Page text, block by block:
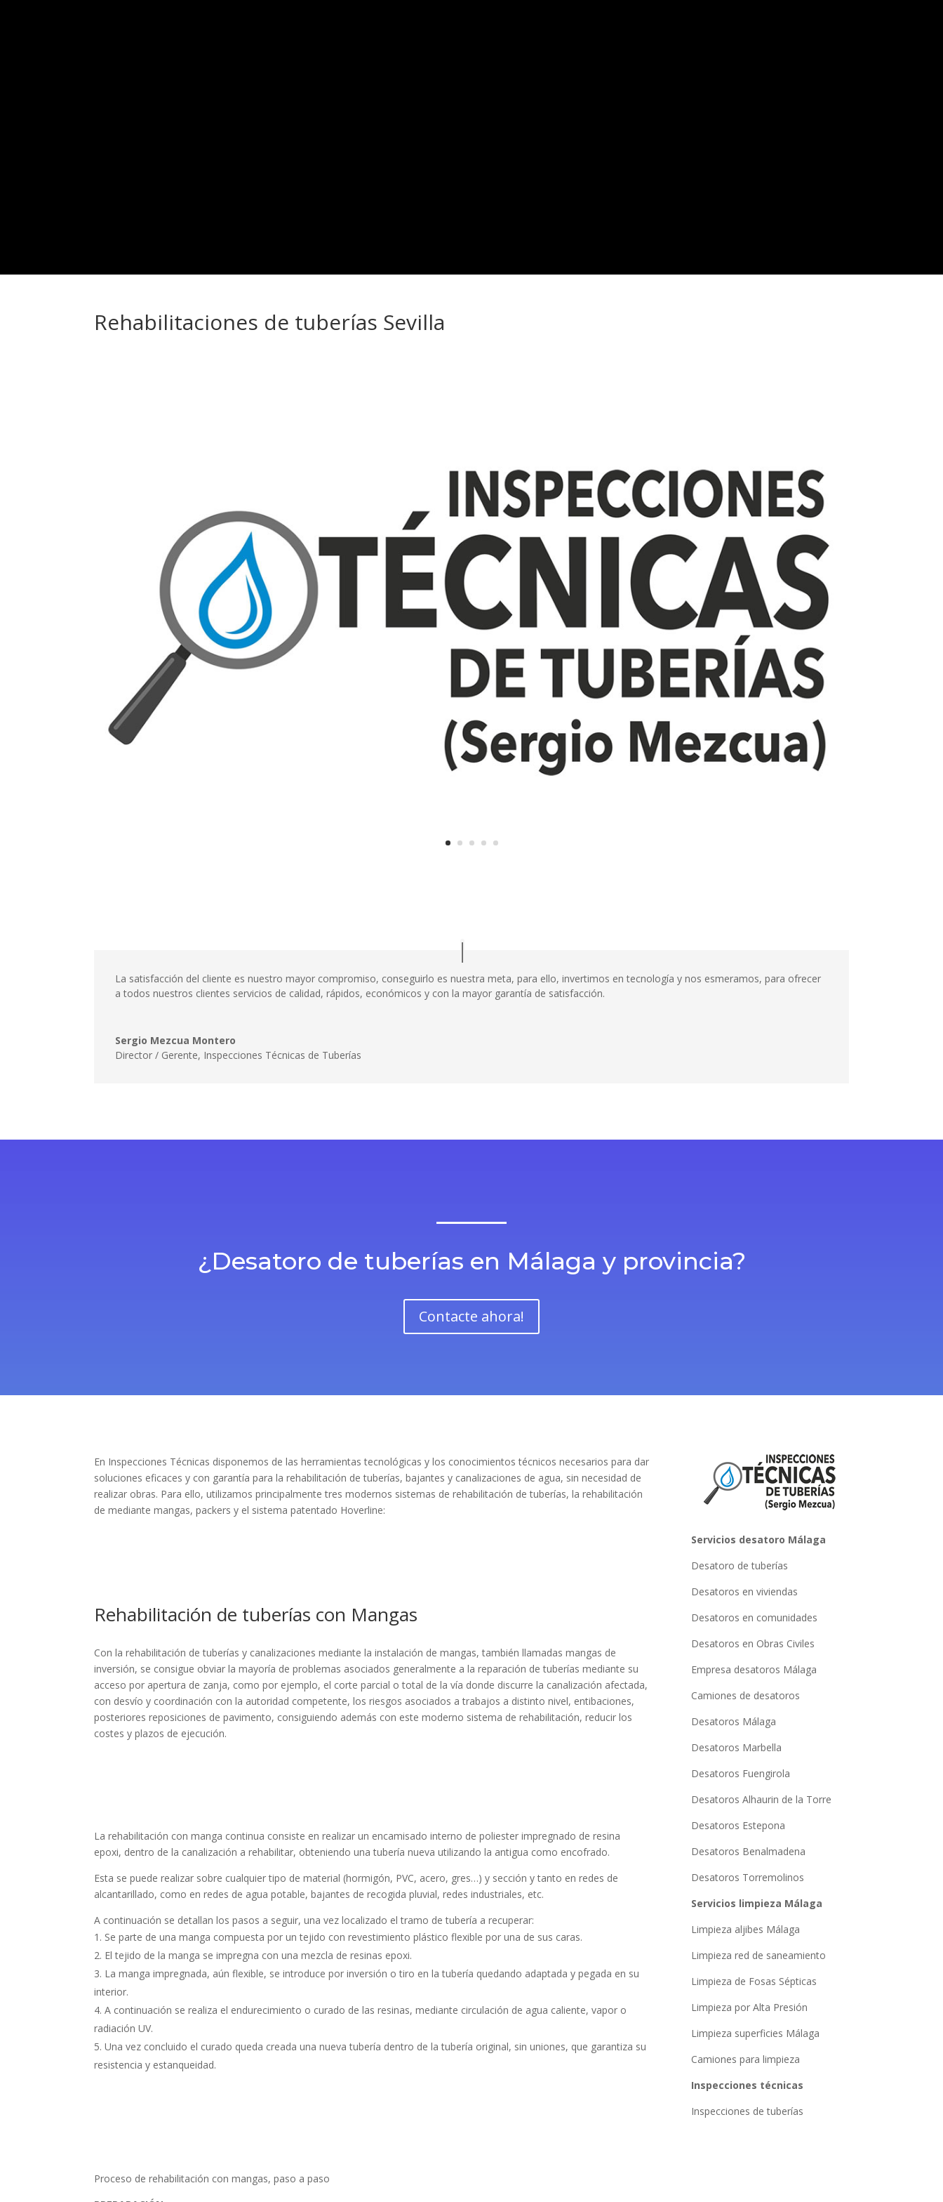
Rehabilitaciones de tuberías Sevilla
La satisfacción del cliente es nuestro mayor compromiso, conseguirlo es nuestra meta, para ello, invertimos en tecnología y nos esmeramos, para ofrecer
a todos nuestros clientes servicios de calidad, rápidos, económicos y con la mayor garantía de satisfacción.
Sergio Mezcua Montero
Director / Gerente, Inspecciones Técnicas de Tuberías
¿Desatoro de tuberías en Málaga y provincia?
Contacte ahora!
En Inspecciones Técnicas disponemos de las herramientas tecnológicas y los conocimientos técnicos necesarios para dar
soluciones eficaces y con garantía para la rehabilitación de tuberías, bajantes y canalizaciones de agua, sin necesidad de
realizar obras. Para ello, utilizamos principalmente tres modernos sistemas de rehabilitación de tuberías, la rehabilitación
de mediante mangas, packers y el sistema patentado Hoverline:
Rehabilitación de tuberías con Mangas
Con la rehabilitación de tuberías y canalizaciones mediante la instalación de mangas, también llamadas mangas de
inversión, se consigue obviar la mayoría de problemas asociados generalmente a la reparación de tuberías mediante su
acceso por apertura de zanja, como por ejemplo, el corte parcial o total de la vía donde discurre la canalización afectada,
con desvío y coordinación con la autoridad competente, los riesgos asociados a trabajos a distinto nivel, entibaciones,
posteriores reposiciones de pavimento, consiguiendo además con este moderno sistema de rehabilitación, reducir los
costes y plazos de ejecución.
La rehabilitación con manga continua consiste en realizar un encamisado interno de poliester impregnado de resina
epoxi, dentro de la canalización a rehabilitar, obteniendo una tubería nueva utilizando la antigua como encofrado.
Esta se puede realizar sobre cualquier tipo de material (hormigón, PVC, acero, gres…) y sección y tanto en redes de
alcantarillado, como en redes de agua potable, bajantes de recogida pluvial, redes industriales, etc.
A continuación se detallan los pasos a seguir, una vez localizado el tramo de tubería a recuperar:
Se parte de una manga compuesta por un tejido con revestimiento plástico flexible por una de sus caras.
El tejido de la manga se impregna con una mezcla de resinas epoxi.
La manga impregnada, aún flexible, se introduce por inversión o tiro en la tubería quedando adaptada y pegada en su
interior.
A continuación se realiza el endurecimiento o curado de las resinas, mediante circulación de agua caliente, vapor o
radiación UV.
Una vez concluido el curado queda creada una nueva tubería dentro de la tubería original, sin uniones, que garantiza su
resistencia y estanqueidad.
Proceso de rehabilitación con mangas, paso a paso
Servicios desatoro Málaga
Desatoro de tuberías
Desatoros en viviendas
Desatoros en comunidades
Desatoros en Obras Civiles
Empresa desatoros Málaga
Camiones de desatoros
Desatoros Málaga
Desatoros Marbella
Desatoros Fuengirola
Desatoros Alhaurin de la Torre
Desatoros Estepona
Desatoros Benalmadena
Desatoros Torremolinos
Servicios limpieza Málaga
Limpieza aljibes Málaga
Limpieza red de saneamiento
Limpieza de Fosas Sépticas
Limpieza por Alta Presión
Limpieza superficies Málaga
Camiones para limpieza
Inspecciones técnicas
Inspecciones de tuberías